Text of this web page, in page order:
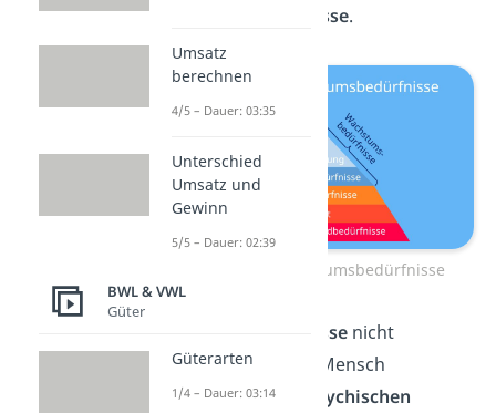
Wachstumsbedürfnisse.
Defizit- und Wachstumsbedürfnisse
Defizitbedürfnisse nicht
befriedigt, kann der Mensch
körperlichen oder psychischen
Umsatz
berechnen
4/5 – Dauer: 03:35
Unterschied
Umsatz und
Gewinn
5/5 – Dauer: 02:39
BWL & VWL
Güter
Güterarten
1/4 – Dauer: 03:14